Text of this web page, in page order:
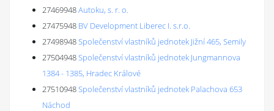
27469948Autoku, s. r. o.
27475948 BV Development Liberec I. s.r.o.
27498948Společenství vlastníků jednotek Jižní 465, Semily
27504948Společenství vlastníků jednotek Jungmannova
1384 - 1385, Hradec Králové
27510948Společenství vlastníků jednotek Palachova 653
Náchod